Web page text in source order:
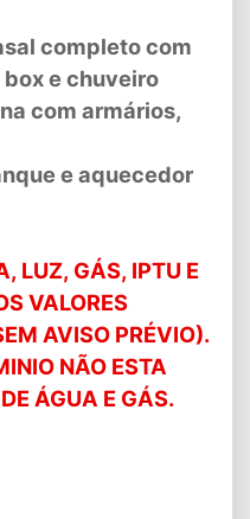
completo com
e chuveiro
com armários,
e aquecedor
LUZ, GÁS, IPTU E
VALORES
AVISO PRÉVIO).
NÃO ESTA
ÁGUA E GÁS.